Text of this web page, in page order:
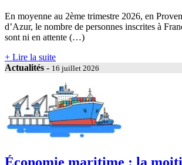
En moyenne au 2ème trimestre 2026, en
d’Azur, le nombre de personnes inscrites à
sont ni en attente (…)
+ Lire la suite
Actualités - 16 juillet 2026